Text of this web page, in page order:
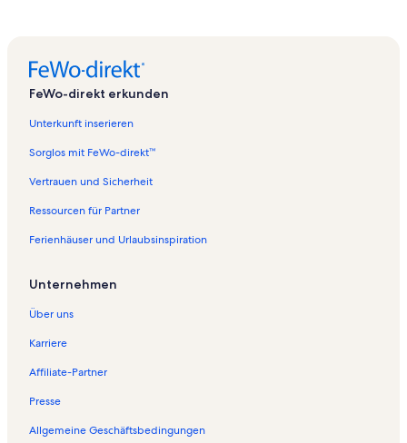
FeWo-direkt erkunden
Unterkunft inserieren
Sorglos mit FeWo-direkt™
Vertrauen und Sicherheit
Ressourcen für Partner
Ferienhäuser und Urlaubsinspiration
Unternehmen
Über uns
Karriere
Affiliate-Partner
Presse
Allgemeine Geschäftsbedingungen